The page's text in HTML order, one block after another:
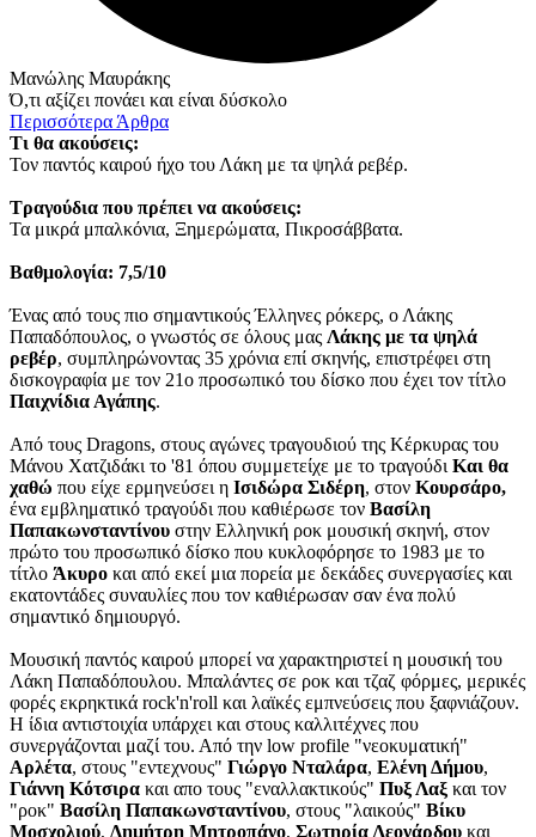
Μανώλης Μαυράκης
Ό,τι αξίζει πονάει και είναι δύσκολο
Περισσότερα Άρθρα
Τι θα ακούσεις:
Τον παντός καιρού ήχο του Λάκη με τα ψηλά ρεβέρ.
Τραγούδια που πρέπει να ακούσεις:
Τα μικρά μπαλκόνια, Ξημερώματα, Πικροσάββατα.
Βαθμολογία: 7,5/10
Ένας από τους πιο σημαντικούς Έλληνες ρόκερς, ο Λάκης
Παπαδόπουλος, ο γνωστός σε όλους μας Λάκης με τα ψηλά
ρεβέρ, συμπληρώνοντας 35 χρόνια επί σκηνής, επιστρέφει στη
δισκογραφία με τον 21ο προσωπικό του δίσκο που έχει τον τίτλο
Παιχνίδια Αγάπης.
Από τους Dragons, στους αγώνες τραγουδιού της Κέρκυρας του
Μάνου Χατζιδάκι το '81 όπου συμμετείχε με το τραγούδι Και θα
χαθώ που είχε ερμηνεύσει η Ισιδώρα Σιδέρη, στον Κουρσάρο,
ένα εμβληματικό τραγούδι που καθιέρωσε τον Βασίλη
Παπακωνσταντίνου στην Ελληνική ροκ μουσική σκηνή, στον
πρώτο του προσωπικό δίσκο που κυκλοφόρησε το 1983 με το
τίτλο Άκυρο και από εκεί μια πορεία με δεκάδες συνεργασίες και
εκατοντάδες συναυλίες που τον καθιέρωσαν σαν ένα πολύ
σημαντικό δημιουργό.
Μουσική παντός καιρού μπορεί να χαρακτηριστεί η μουσική του
Λάκη Παπαδόπουλου. Μπαλάντες σε ροκ και τζαζ φόρμες, μερικές
φορές εκρηκτικά rock'n'roll και λαϊκές εμπνεύσεις που ξαφνιάζουν.
Η ίδια αντιστοιχία υπάρχει και στους καλλιτέχνες που
συνεργάζονται μαζί του. Από την low profile "νεοκυματική"
Αρλέτα, στους "εντεχνους" Γιώργο Νταλάρα, Ελένη Δήμου,
Γιάννη Κότσιρα και απο τους "εναλλακτικούς" Πυξ Λαξ και τον
"ροκ" Βασίλη Παπακωνσταντίνου, στους "λαικούς" Βίκυ
Μοσχολιού, Δημήτρη Μητροπάνο, Σωτηρία Λεονάρδου και